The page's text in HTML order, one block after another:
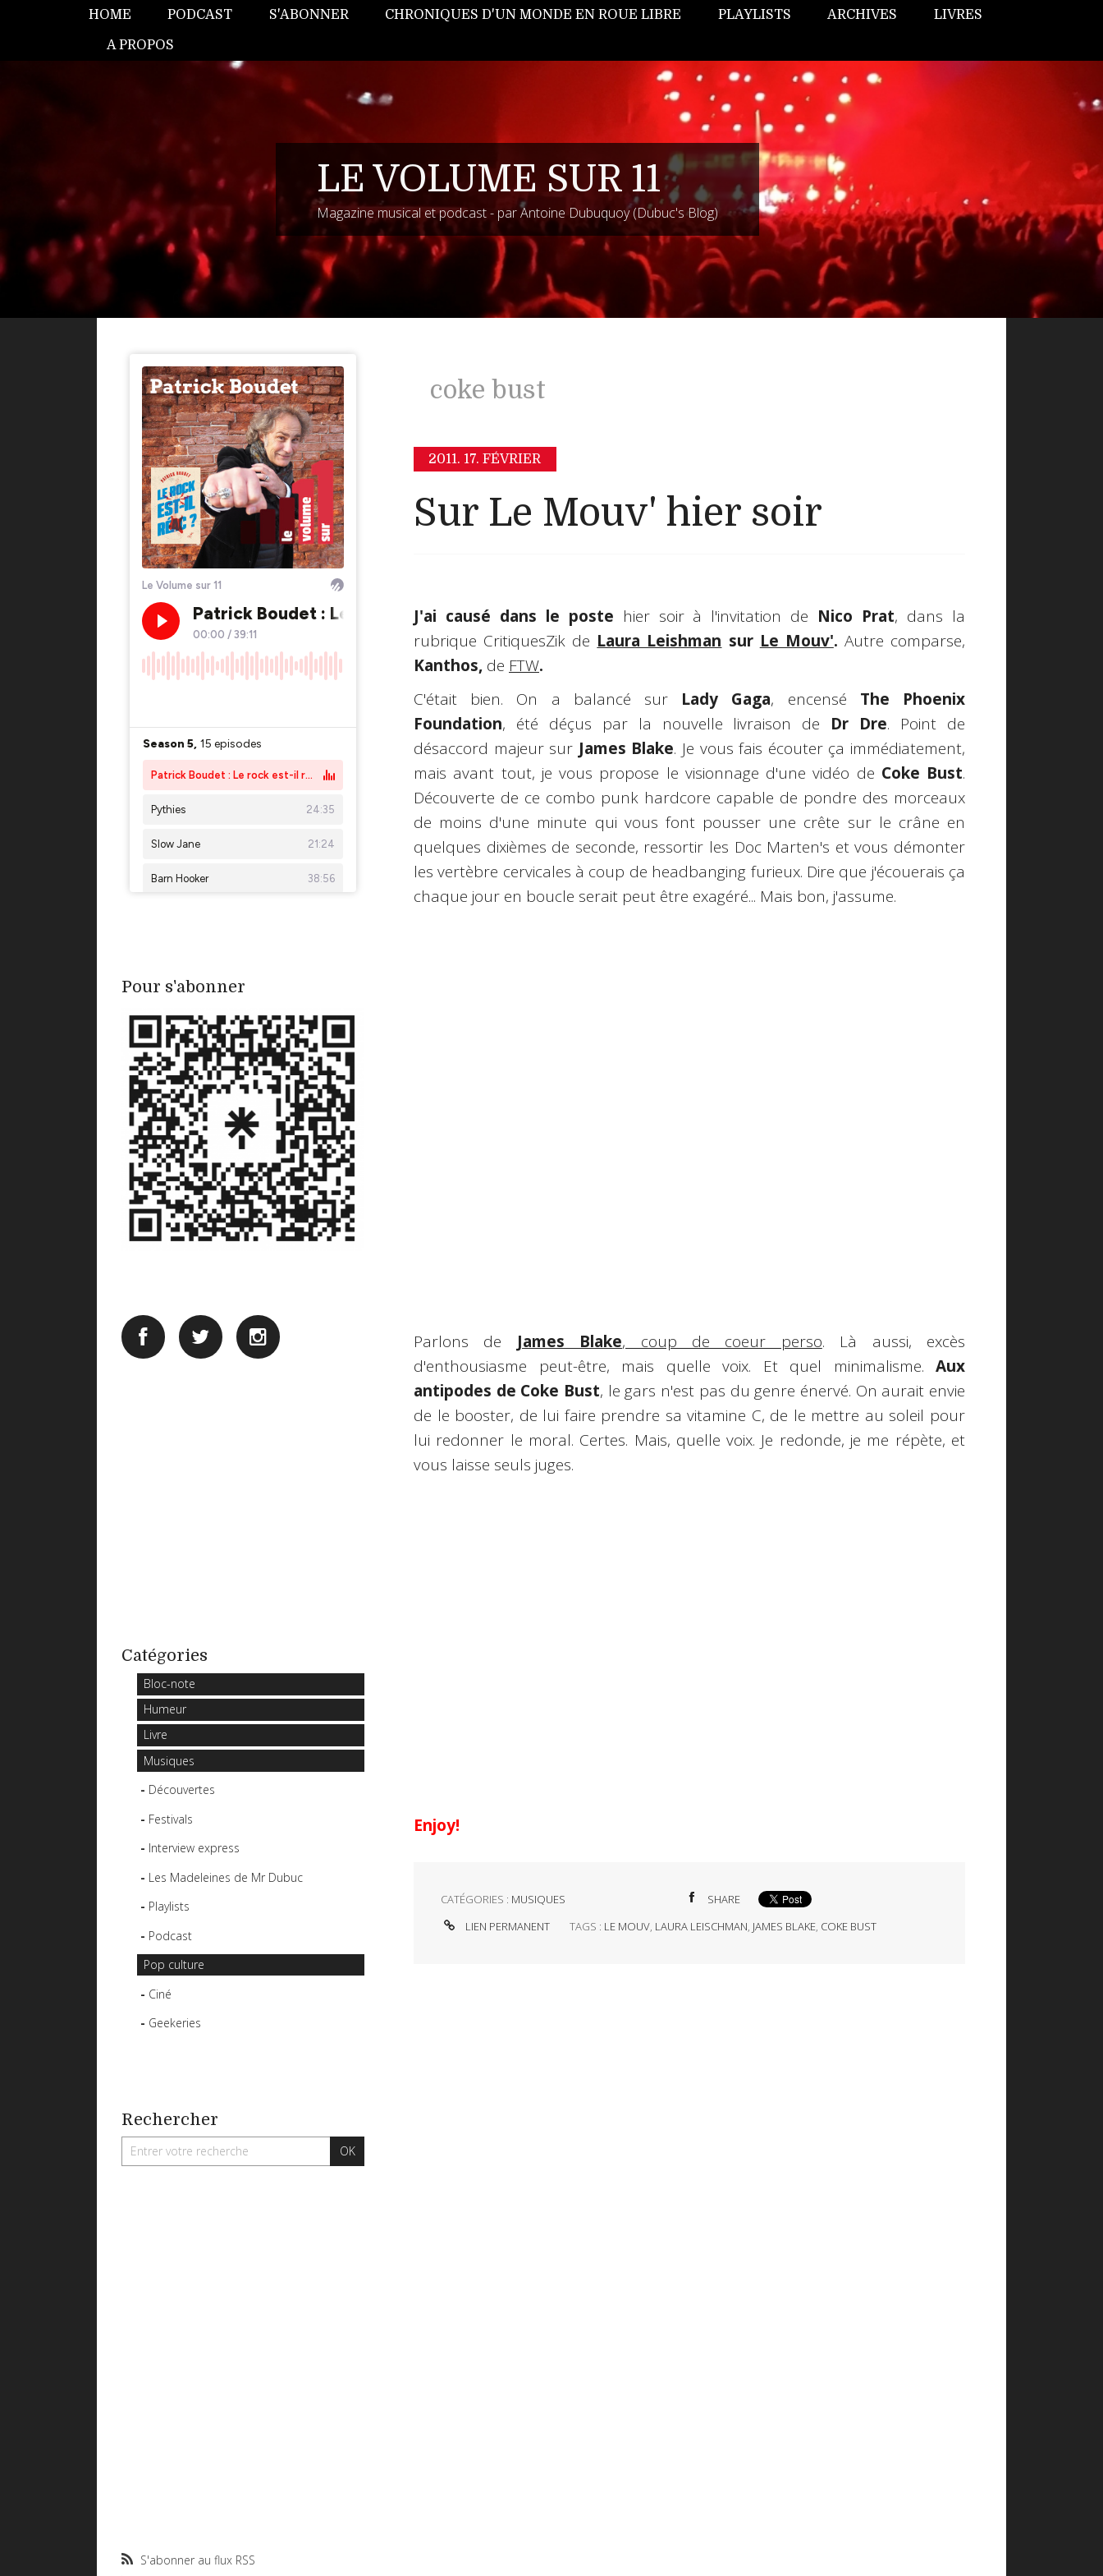
HOME PODCAST S'ABONNER CHRONIQUES D'UN MONDE EN ROUE LIBRE PLAYLISTS ARCHIVES LIVRES
A PROPOS
LE VOLUME SUR 11
Magazine musical et podcast - par Antoine Dubuquoy (Dubuc's Blog)
Pour s'abonner
Catégories
Bloc-note
Humeur
Livre
Musiques
Découvertes
Festivals
Interview express
Les Madeleines de Mr Dubuc
Playlists
Podcast
Pop culture
Ciné
Geekeries
Rechercher
S'abonner au flux RSS
coke bust
2011. 17. FÉVRIER
Sur Le Mouv' hier soir
J'ai causé dans le poste hier soir à l'invitation de Nico Prat, dans la
rubrique CritiquesZik de Laura Leishman sur Le Mouv'. Autre comparse,
Kanthos, de FTW.
C'était bien. On a balancé sur Lady Gaga, encensé The Phoenix
Foundation, été déçus par la nouvelle livraison de Dr Dre. Point de
désaccord majeur sur James Blake. Je vous fais écouter ça immédiatement,
mais avant tout, je vous propose le visionnage d'une vidéo de Coke Bust.
Découverte de ce combo punk hardcore capable de pondre des morceaux
de moins d'une minute qui vous font pousser une crête sur le crâne en
quelques dixièmes de seconde, ressortir les Doc Marten's et vous démonter
les vertèbre cervicales à coup de headbanging furieux. Dire que j'écouerais ça
chaque jour en boucle serait peut être exagéré... Mais bon, j'assume.
Parlons de James Blake, coup de coeur perso. Là aussi, excès
d'enthousiasme peut-être, mais quelle voix. Et quel minimalisme. Aux
antipodes de Coke Bust, le gars n'est pas du genre énervé. On aurait envie
de le booster, de lui faire prendre sa vitamine C, de le mettre au soleil pour
lui redonner le moral. Certes. Mais, quelle voix. Je redonde, je me répète, et
vous laisse seuls juges.
Enjoy!
CATÉGORIES : MUSIQUES
SHARE
LIEN PERMANENT
TAGS : LE MOUV, LAURA LEISCHMAN, JAMES BLAKE, COKE BUST